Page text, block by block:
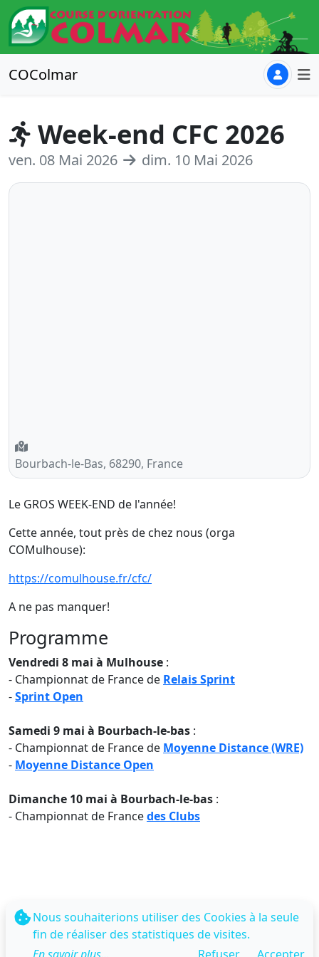
Nous souhaiterions utiliser des Cookies à la seule
fin de réaliser des statistiques de visites.
COColmar
Week-end CFC 2026
ven. 08 Mai 2026 dim. 10 Mai 2026
Bourbach-le-Bas, 68290, France
Le GROS WEEK-END de l'année!
Cette année, tout près de chez nous (orga
COMulhouse):
https://comulhouse.fr/cfc/
A ne pas manquer!
Programme
Vendredi 8 mai à Mulhouse :
- Championnat de France de Relais Sprint
-Sprint Open
Samedi 9 mai à Bourbach-le-bas :
- Championnat de France de Moyenne Distance (WRE)
- Moyenne Distance Open
Dimanche 10 mai à Bourbach-le-bas :
- Championnat de Francedes Clubs